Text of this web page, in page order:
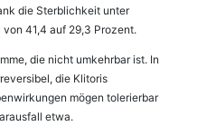
die Sterblichkeit unter
41,4 auf 29,3 Prozent.
die nicht umkehrbar ist. In
die Klitoris
mögen tolerierbar
etwa.